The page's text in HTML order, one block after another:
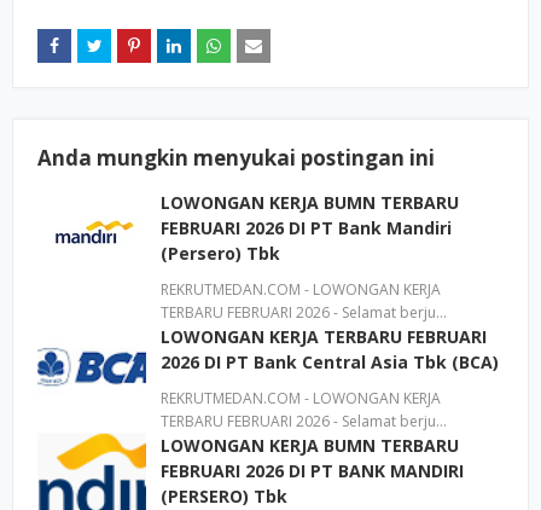
Anda mungkin menyukai postingan ini
LOWONGAN KERJA BUMN TERBARU
FEBRUARI 2026 DI PT Bank Mandiri
(Persero) Tbk
REKRUTMEDAN.COM - LOWONGAN KERJA
TERBARU FEBRUARI 2026 - Selamat berju…
LOWONGAN KERJA TERBARU FEBRUARI
2026 DI PT Bank Central Asia Tbk (BCA)
REKRUTMEDAN.COM - LOWONGAN KERJA
TERBARU FEBRUARI 2026 - Selamat berju…
LOWONGAN KERJA BUMN TERBARU
FEBRUARI 2026 DI PT BANK MANDIRI
(PERSERO) Tbk